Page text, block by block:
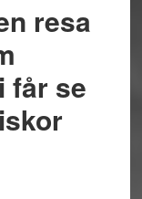
resa
får se